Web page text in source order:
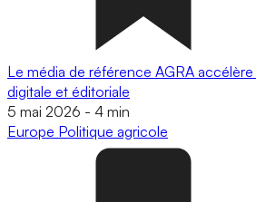
Le média de référence AGRA
digitale et éditoriale
5 mai 2026 - 4 min
Europe Politique agricole